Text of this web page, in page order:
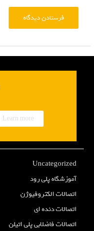
Learn more
Uncategorized
آموزشگاه پلی رود
اتصالات الکتروفیوژن
اتصالات دنده ای
اتصالات فاضلابی پلی اتیلن